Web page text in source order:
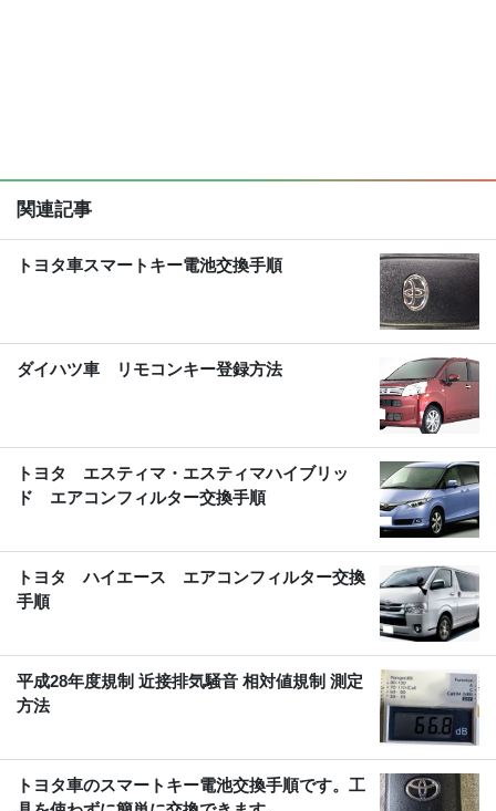
関連記事
トヨタ車スマートキー電池交換手順
ダイハツ車 リモコンキー登録方法
トヨタ エスティマ・エスティマハイブリッ
ド エアコンフィルター交換手順
トヨタ ハイエース エアコンフィルター交換
手順
平成28年度規制 近接排気騒音 相対値規制 測定
方法
トヨタ車のスマートキー電池交換手順です。工